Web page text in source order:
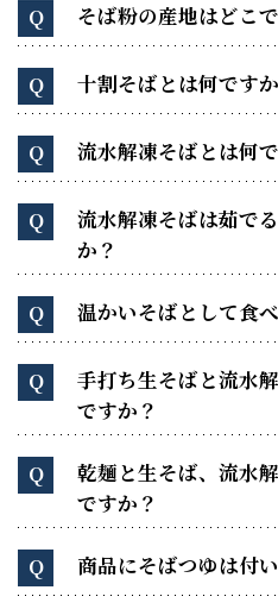
Q そば粉の産地はどこ
Q 十割そばとは何です
Q 流水解凍そばとは何
Q
流水解凍そばは茹で
か？
Q 温かいそばとして食
Q
手打ち生そばと流水
ですか？
Q
乾麺と生そば、流水
ですか？
Q 商品にそばつゆは付